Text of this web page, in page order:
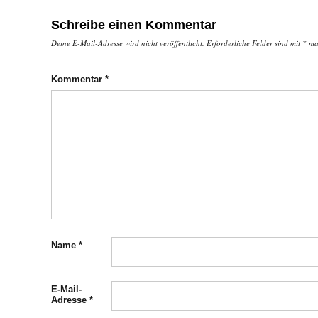
Schreibe einen Kommentar
Deine E-Mail-Adresse wird nicht veröffentlicht. Erforderliche Felder sind mit *
Kommentar *
Name *
E-Mail-
Adresse *